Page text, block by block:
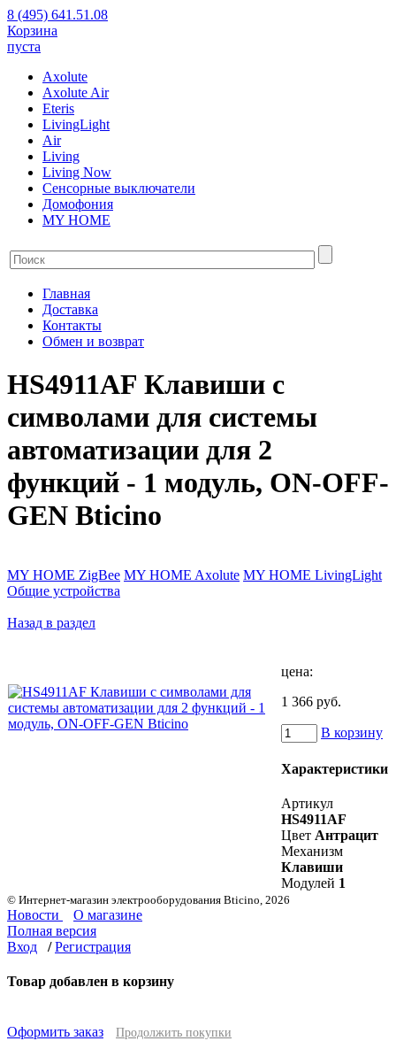
8 (495) 641.51.08
Корзина
пуста
Axolute
Axolute Air
Eteris
LivingLight
Air
Living
Living Now
Сенсорные выключатели
Домофония
MY HOME
Главная
Доставка
Контакты
Обмен и возврат
HS4911AF Клавиши с
символами для системы
автоматизации для 2
функций - 1 модуль, ON-OFF-
GEN Bticino
MY HOME ZigBee MY HOME Axolute MY HOME LivingLight
Общие устройства
Назад в раздел
цена:
1 366 руб.
В корзину
Характеристики
Артикул
HS4911AF
Цвет Антрацит
Механизм
Клавиши
Модулей 1
© Интернет-магазин электрооборудования Bticino, 2026
Новости
О магазине
Полная версия
Вход
/ Регистрация
Товар добавлен в корзину
Оформить заказ Продолжить покупки